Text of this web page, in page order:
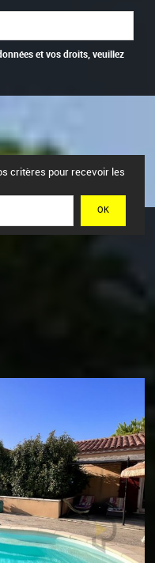
et vos droits, veuillez
critères pour recevoir les